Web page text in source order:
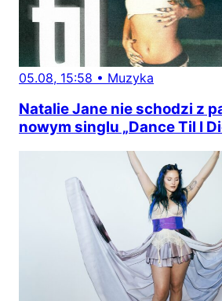
05.08, 15:58 • Muzyka
Natalie Jane nie schodzi z
nowym singlu „Dance Til I